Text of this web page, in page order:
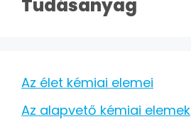
Tudásanyag
Az élet kémiai elemei
Az alapvető kémiai elemek